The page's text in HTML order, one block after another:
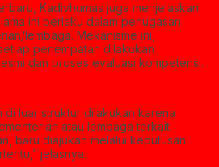
Kadivhumas juga menjelaskan
ini berlaku dalam penugasan
lembaga. Mekanisme ini,
penempatan dilakukan
dan proses evaluasi kompetensi.
di luar struktur dilakukan karena
atau lembaga terkait.
baru diajukan melalui keputusan
jelasnya.